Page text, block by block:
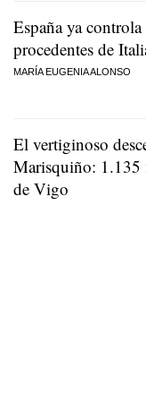
España ya
procedentes de
MARÍA EUGENIA ALONSO
El vertiginoso
Marisquiño: 1.135
de Vigo